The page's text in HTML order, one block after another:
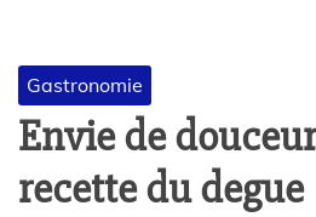
Gastronomie
Envie de
recette du degue